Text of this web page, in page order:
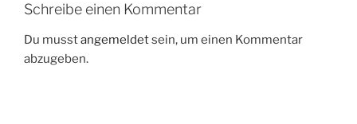
Schreibe einen Kommentar
Du musstangemeldetsein, um einen Kommentar
abzugeben.